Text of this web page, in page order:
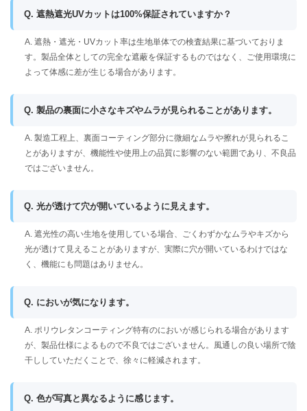
Q. 遮熱遮光UVカットは100%保証されていますか？
A. 遮熱・遮光・UVカット率は生地単体での検査結果に基づいておりま
す。製品全体としての完全な遮蔽を保証するものではなく、ご使用環境に
よって体感に差が生じる場合があります。
Q. 製品の裏面に小さなキズやムラが見られることがあります。
A. 製造工程上、裏面コーティング部分に微細なムラや擦れが見られるこ
とがありますが、機能性や使用上の品質に影響のない範囲であり、不良品
ではございません。
Q. 光が透けて穴が開いているように見えます。
A. 遮光性の高い生地を使用している場合、ごくわずかなムラやキズから
光が透けて見えることがありますが、実際に穴が開いているわけではな
く、機能にも問題はありません。
Q. においが気になります。
A. ポリウレタンコーティング特有のにおいが感じられる場合があります
が、製品仕様によるもので不良ではございません。風通しの良い場所で陰
干ししていただくことで、徐々に軽減されます。
Q. 色が写真と異なるように感じます。